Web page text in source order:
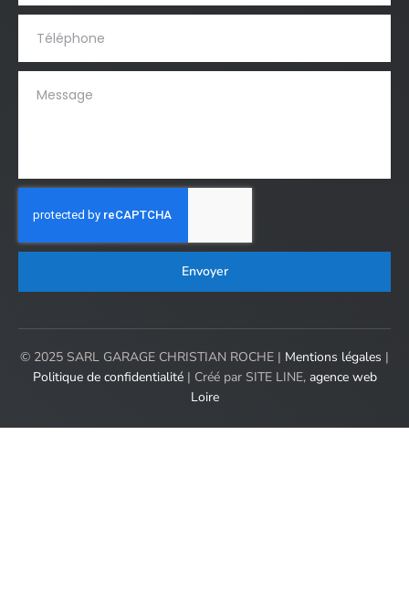
Envoyer
© 2025 SARL GARAGE CHRISTIAN ROCHE | Mentions légales |
Politique de confidentialité| Créé par SITE LINE, agence web
Loire